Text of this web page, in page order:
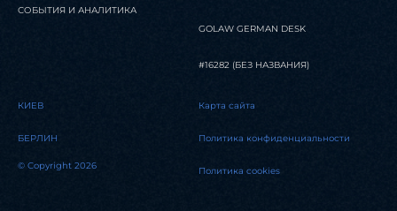
СОБЫТИЯ И АНАЛИТИКА
GOLAW GERMAN DESK
#16282 (БЕЗ НАЗВАНИЯ)
КИЕВ
БЕРЛИН
© Copyright 2026
Карта сайта
Политика конфиденциальности
Политика cookies